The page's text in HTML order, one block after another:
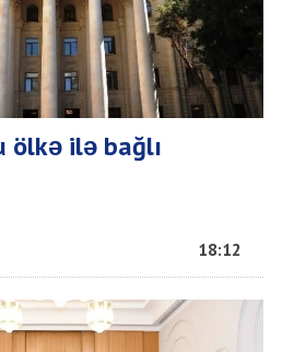
ölkə ilə bağlı
18:12